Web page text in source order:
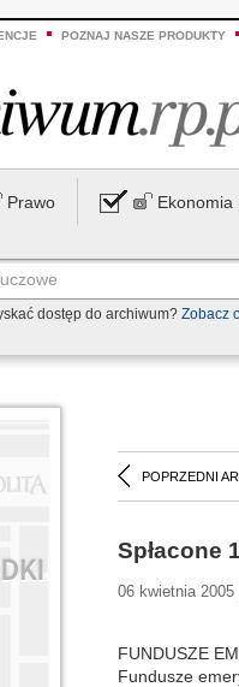
POZNAJ NASZE PRODUKTY
Prawo Ekonomia
dostęp do archiwum? Zobacz
POPRZEDNI
Spłacone
06 kwietnia
FUNDUSZE
Fundusze